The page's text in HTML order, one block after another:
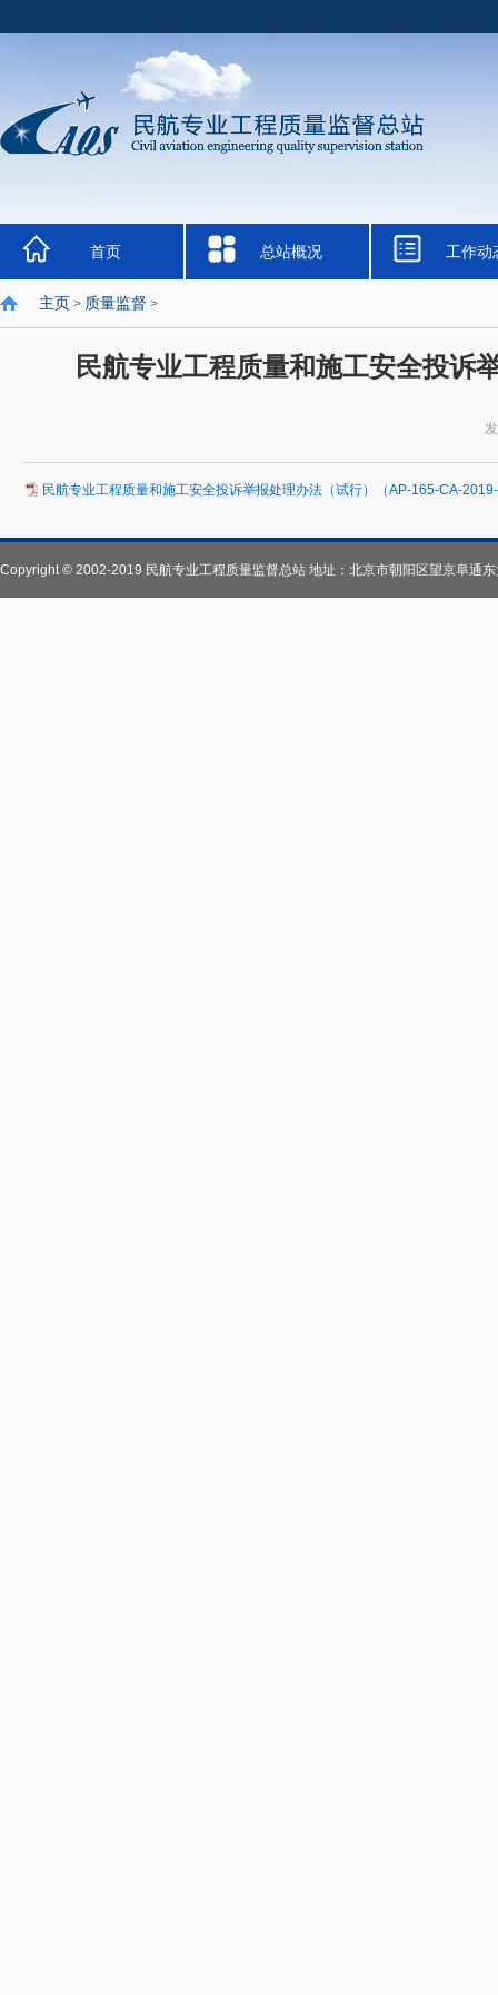
首页 总站概况 工作动
主页 > 质量监督 >
民航专业工程质量和施工安全投诉
民航专业工程质量和施工安全投诉举报处理办法（试行）（AP-165-CA-
Copyright © 2002-2019 民航专业工程质量监督总站 地址：北京市朝阳区望京阜通